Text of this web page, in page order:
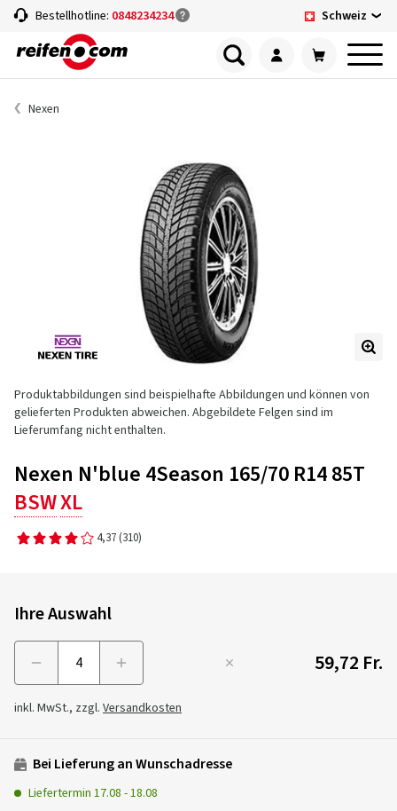
Bestellhotline: 0848234234 Schweiz
Nexen
Produktabbildungen sind beispielhafte Abbildungen und können von
gelieferten Produkten abweichen. Abgebildete Felgen sind im
Lieferumfang nicht enthalten.
Nexen N'blue 4Season 165/70 R14 85T
BSWXL
4,37 (310)
Ihre Auswahl
59,72 Fr.
inkl. MwSt., zzgl. Versandkosten
Bei Lieferung an Wunschadresse
Liefertermin 17.08 -18.08